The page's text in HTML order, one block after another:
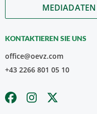
MEDIADATEN
KONTAKTIEREN SIE UNS
office@oevz.com
+43 2266 801 05 10